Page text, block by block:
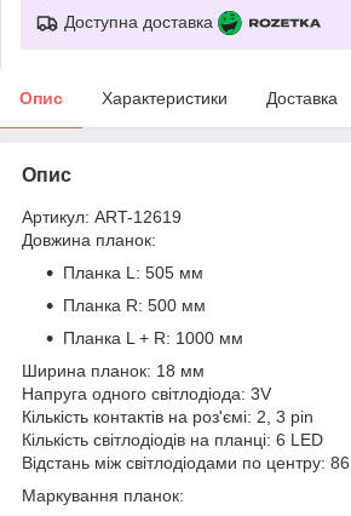
Доступна доставка
Опис Характеристики Доставка
Опис
Артикул: ART-12619
Довжина планок:
Планка L: 505 мм
Планка R: 500 мм
Планка L + R: 1000 мм
Ширина планок: 18 мм
Напруга одного світлодіода: 3V
Кількість контактів на роз'ємі: 2, 3 pin
Кількість світлодіодів на планці: 6 LED
Відстань між світлодіодами по центру:
Маркування планок: